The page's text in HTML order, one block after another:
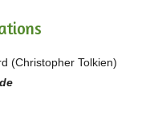
(Christopher Tolkien)